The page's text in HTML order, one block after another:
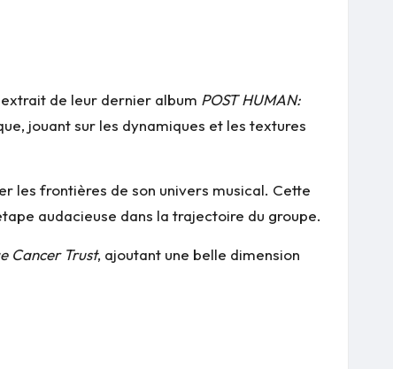
de leur dernier album POST HUMAN:
jouant sur les dynamiques et les textures
les frontières de son univers musical. Cette
audacieuse dans la trajectoire du groupe.
Cancer Trust, ajoutant une belle dimension